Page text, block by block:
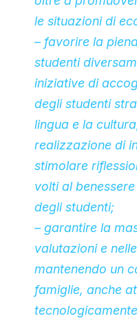
le situazioni di
– favorire la
studenti
iniziative di
degli studenti
lingua e la
realizzazione di
stimolare
volti al
degli studenti;
– garantire la
valutazioni e
mantenendo un
famiglie, anche